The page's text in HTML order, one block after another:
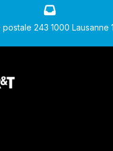
postale 243 1000 Lausanne